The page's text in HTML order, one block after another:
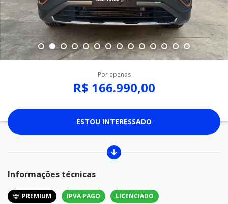
Por apenas
R$ 166.990,00
ESTOU INTERESSADO
Informações técnicas
PREMIUM IPVA PAGO LICENCIADO